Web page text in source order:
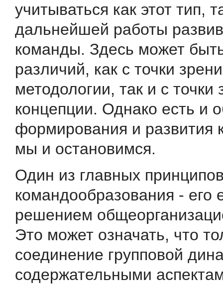
учитываться как этот тип,
дальнейшей работы
команды. Здесь может
различий, как с точки
методологии, так и с точки
концепции. Однако есть и
формирования и развития
мы и остановимся.
Один из главных
командообразования - его
решением
Это может означать, что
соединение групповой
содержательными